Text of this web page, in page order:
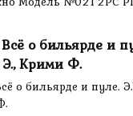
о бильярде и
Э., Крими Ф.
о бильярде и пуле.